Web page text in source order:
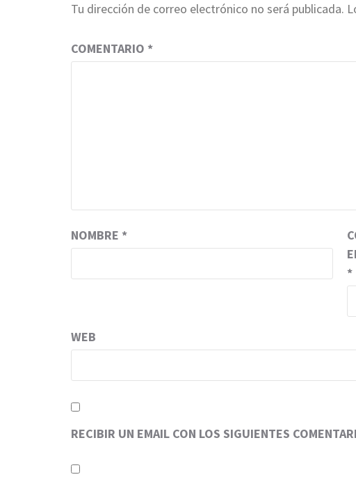
Tu dirección de correo electrónico no será publicada.
COMENTARIO *
NOMBRE *
*
WEB
RECIBIR UN EMAIL CON LOS SIGUIENTES